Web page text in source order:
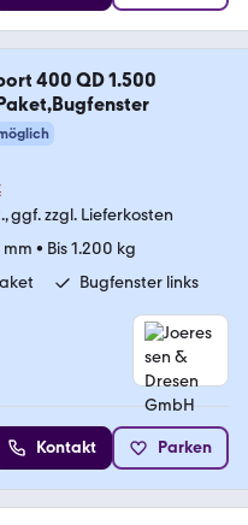
400 QD 1.500
ggf. zzgl. Lieferkosten
• Bis 1.200 kg
Bugfenster links
Kontakt Parken